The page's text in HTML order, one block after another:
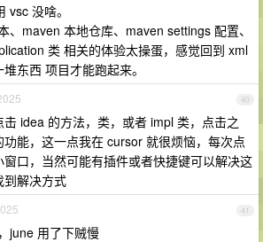
vsc 没啥。
、maven 本地仓库、maven settings 配置、
类 相关的体验太操蛋，感觉回到 xml
东西 项目才能跑起来。
40
idea 的方法，类，或者 impl 类，点击之
功能，这一点我在 cursor 就很烦恼，每次点
口，当然可能有插件或者快捷键可以解决这
到解决方式
41
june 用了下贼慢